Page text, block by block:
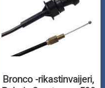
Bronco -rikastinvaijeri,